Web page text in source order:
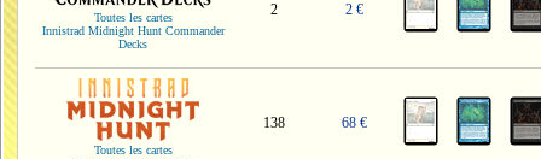
Toutes les cartes
Innistrad Midnight Hunt Commander
Decks
2 2 €
Toutes les cartes
138 68 €